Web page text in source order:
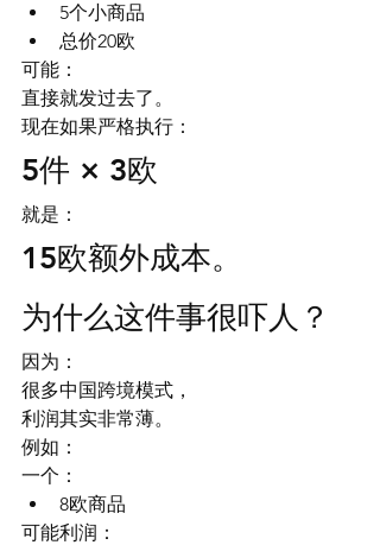
5个小商品
总价20欧
可能：
直接就发过去了。
现在如果严格执行：
5件 × 3欧
就是：
15欧额外成本。
为什么这件事很吓人？
因为：
很多中国跨境模式，
利润其实非常薄。
例如：
一个：
8欧商品
可能利润：